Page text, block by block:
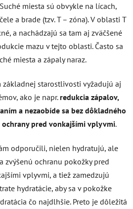
miesta sú obvykle na lícach,
a brade (tzv. T – zóna). V oblasti T
a nachádzajú sa tam aj zväčšené
mazu v tejto oblasti. Často sa
miesta a zápaly naraz.
základnej starostlivosti vyžadujú aj
ako je napr. redukcia zápalov,
a nezaobíde sa bez dôkladného
pred vonkajšími vplyvmi.
odporučili, nielen hydratujú, ale
zvýšenú ochranu pokožky pred
vplyvmi, a tiež zamedzujú
hydratácie, aby sa v pokožke
čo najdlhšie. Preto je dôležitá